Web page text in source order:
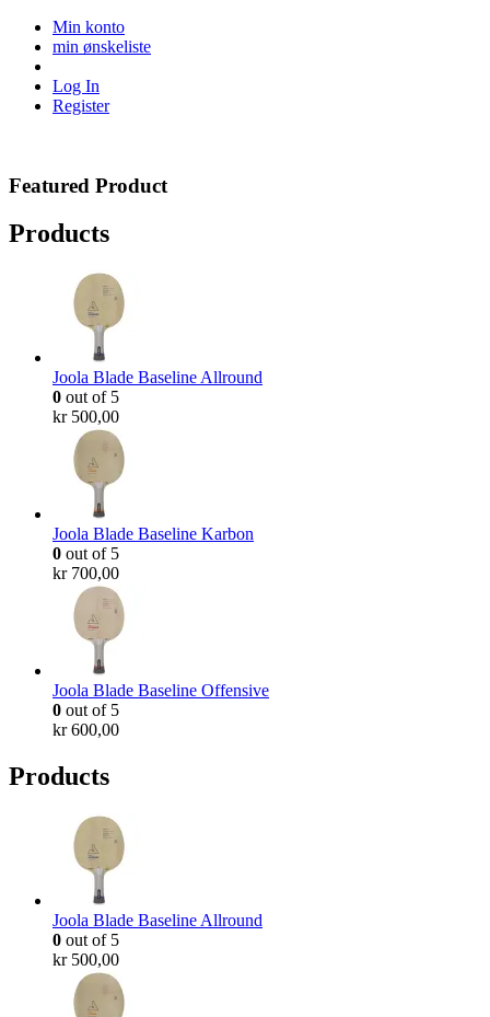
Min konto
min ønskeliste
Log In
Register
Featured Product
Products
Joola Blade Baseline Allround
0 out of 5
kr500,00
Joola Blade Baseline Karbon
0 out of 5
kr700,00
Joola Blade Baseline Offensive
0 out of 5
kr600,00
Products
Joola Blade Baseline Allround
0 out of 5
kr500,00